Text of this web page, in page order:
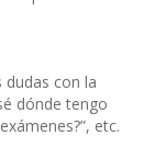
con la
dónde tengo
etc.